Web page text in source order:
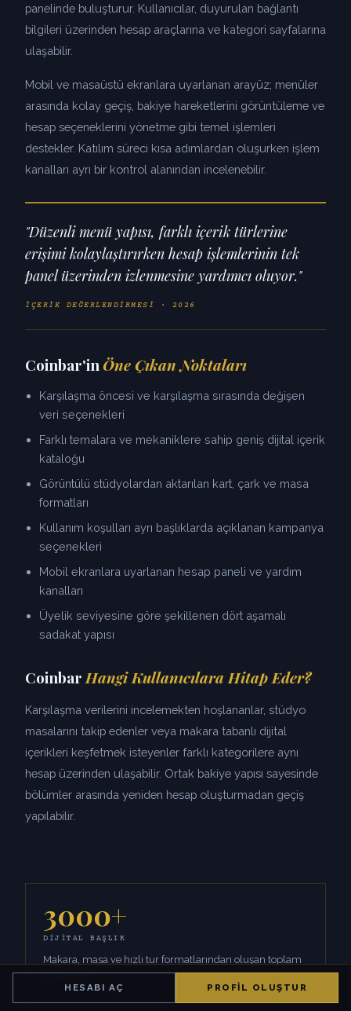
panelinde buluşturur. Kullanıcılar, duyurulan bağlantı
bilgileri üzerinden hesap araçlarına ve kategori sayfalarına
ulaşabilir.
Mobil ve masaüstü ekranlara uyarlanan arayüz; menüler
arasında kolay geçiş, bakiye hareketlerini görüntüleme ve
hesap seçeneklerini yönetme gibi temel işlemleri
destekler. Katılım süreci kısa adımlardan oluşurken işlem
kanalları ayrı bir kontrol alanından incelenebilir.
"Düzenli menü yapısı, farklı içerik türlerine
erişimi kolaylaştırırken hesap işlemlerinin tek
panel üzerinden izlenmesine yardımcı oluyor."
İÇERIK DEĞERLENDIRMESI · 2026
Coinbar'inÖne Çıkan Noktaları
Karşılaşma öncesi ve karşılaşma sırasında değişen
veri seçenekleri
Farklı temalara ve mekaniklere sahip geniş dijital içerik
kataloğu
Görüntülü stüdyolardan aktarılan kart, çark ve masa
formatları
Kullanım koşulları ayrı başlıklarda açıklanan kampanya
seçenekleri
Mobil ekranlara uyarlanan hesap paneli ve yardım
kanalları
Üyelik seviyesine göre şekillenen dört aşamalı
sadakat yapısı
Coinbar Hangi Kullanıcılara Hitap Eder?
Karşılaşma verilerini incelemekten hoşlananlar, stüdyo
masalarını takip edenler veya makara tabanlı dijital
içerikleri keşfetmek isteyenler farklı kategorilere aynı
hesap üzerinden ulaşabilir. Ortak bakiye yapısı sayesinde
bölümler arasında yeniden hesap oluşturmadan geçiş
yapılabilir.
3000+
DIJITAL BAŞLIK
Makara, masa ve hızlı tur formatlarından oluşan toplam
koleksiyon.
HESABI AÇ PROFIL OLUŞTUR